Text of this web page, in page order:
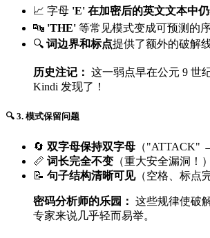
📈 字母 'E' 在加密后的英文文本中
🔤 'THE' 等常见模式变成可预测的
🔍 词边界和标点提供了额外的破解
历史注记： 这一弱点早在公元 9 世
Kindi 发现了！
🔍 3. 模式保留问题
🔄 双字母保持双字母 （"ATTACK"
📏 词长完全不变 （重大安全漏洞！）
📝 句子结构清晰可见（空格、标点
密码分析师的乐园： 这些规律使破
专家来说几乎轻而易举。